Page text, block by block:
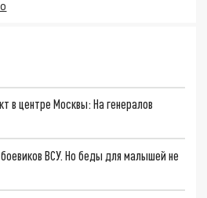
в центре Москвы: На генералов
ВСУ. Но беды для малышей не